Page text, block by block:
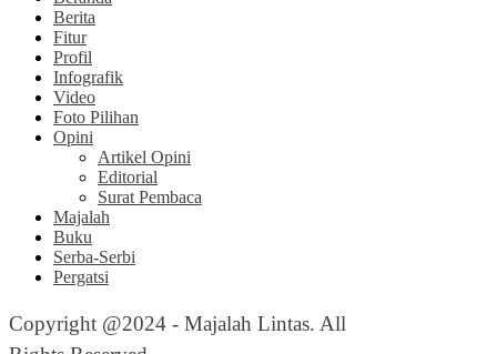
Berita
Fitur
Profil
Infografik
Video
Foto Pilihan
Opini
Artikel Opini
Editorial
Surat Pembaca
Majalah
Buku
Serba-Serbi
Pergatsi
Copyright @2024 - Majalah Lintas. All